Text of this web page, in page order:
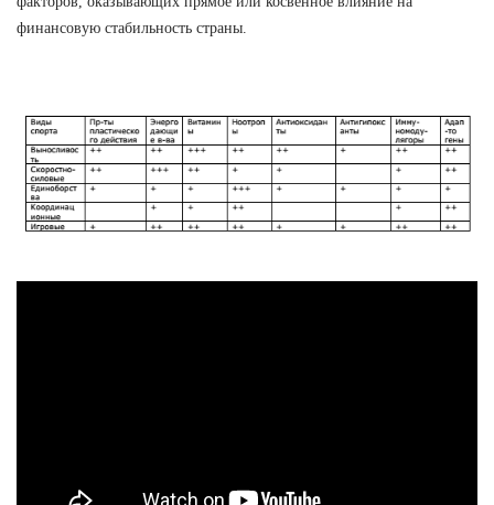
финансовую стабильность страны.